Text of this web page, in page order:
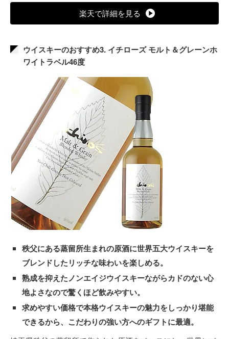
楽天で詳細を見る
ウイスキーのおすすめ3. イチローズ モルト＆グレーンホ
ワイトラベル46度
秩父にある蒸留所生まれの原酒に世界五大ウイスキーを
ブレンドしたリッチな味わいを楽しめる。
熟成を抑えたノンエイジウイスキーながらカドのない心
地よさなので驚くほど飲みやすい。
求めやすい価格で本格ウイスキーの魅力をしっかり堪能
できるから、こだわりの強い方へのギフトに最適。